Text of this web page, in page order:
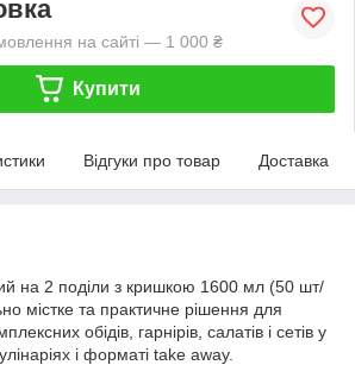
на сайті — 1 000 ₴
Купити
Відгуки про товар Доставка
на 2 поділи з кришкою 1600 мл (50 шт/
містке та практичне рішення для
обідів, гарнірів, салатів і сетів у
і форматі take away.